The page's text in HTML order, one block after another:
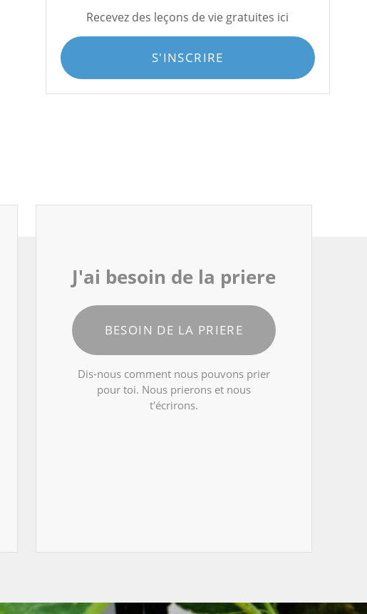
Recevez des leçons de vie gratuites ici
S'INSCRIRE
J'ai besoin de la priere
BESOIN DE LA PRIERE
Dis-nous comment nous pouvons prier
pour toi. Nous prierons et nous
t'écrirons.